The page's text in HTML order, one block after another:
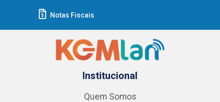
Notas Fiscais
Institucional
Quem Somos